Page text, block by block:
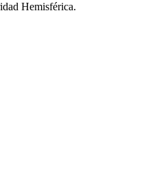
Hemisférica.